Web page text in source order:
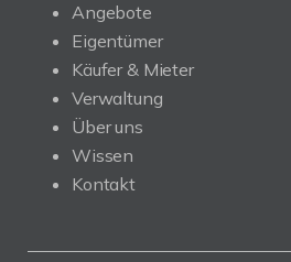
Angebote
Eigentümer
Käufer & Mieter
Verwaltung
Über uns
Wissen
Kontakt